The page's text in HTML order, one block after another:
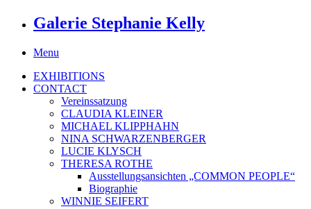
Galerie Stephanie Kelly
Menu
EXHIBITIONS
CONTACT
Vereinssatzung
CLAUDIA KLEINER
MICHAEL KLIPPHAHN
NINA SCHWARZENBERGER
LUCIE KLYSCH
THERESA ROTHE
Ausstellungsansichten „COMMON PEOPLE“
Biographie
WINNIE SEIFERT